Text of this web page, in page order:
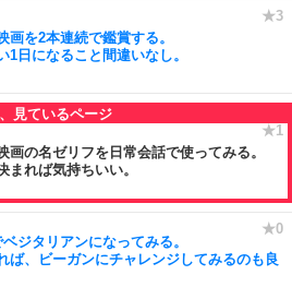
画を2本連続で鑑賞する。
1日になること間違いなし。
画の名ゼリフを日常会話で使ってみる。
まれば気持ちいい。
ジタリアンになってみる。
ば、ビーガンにチャレンジしてみるのも良